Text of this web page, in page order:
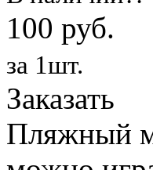
100 руб.
за 1шт.
Заказать
Пляжный